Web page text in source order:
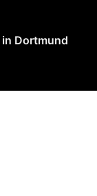
Dortmund